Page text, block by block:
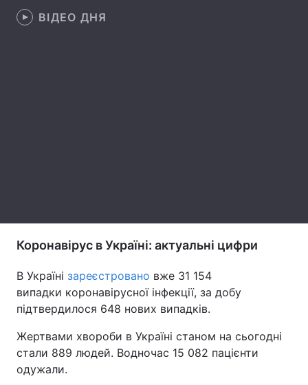
Цікавинки
Послуги
ВІДЕО ДНЯ
Коронавірус в Україні: актуальні цифри
В Україні зареєстровано вже 31 154
випадки коронавірусної інфекції, за добу
підтвердилося 648 нових випадків.
Жертвами хвороби в Україні станом на сьогодні
стали 889 людей. Водночас 15 082 пацієнти
одужали.